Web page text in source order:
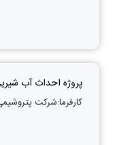
پروژه احداث آب
کارفرما:شرکت